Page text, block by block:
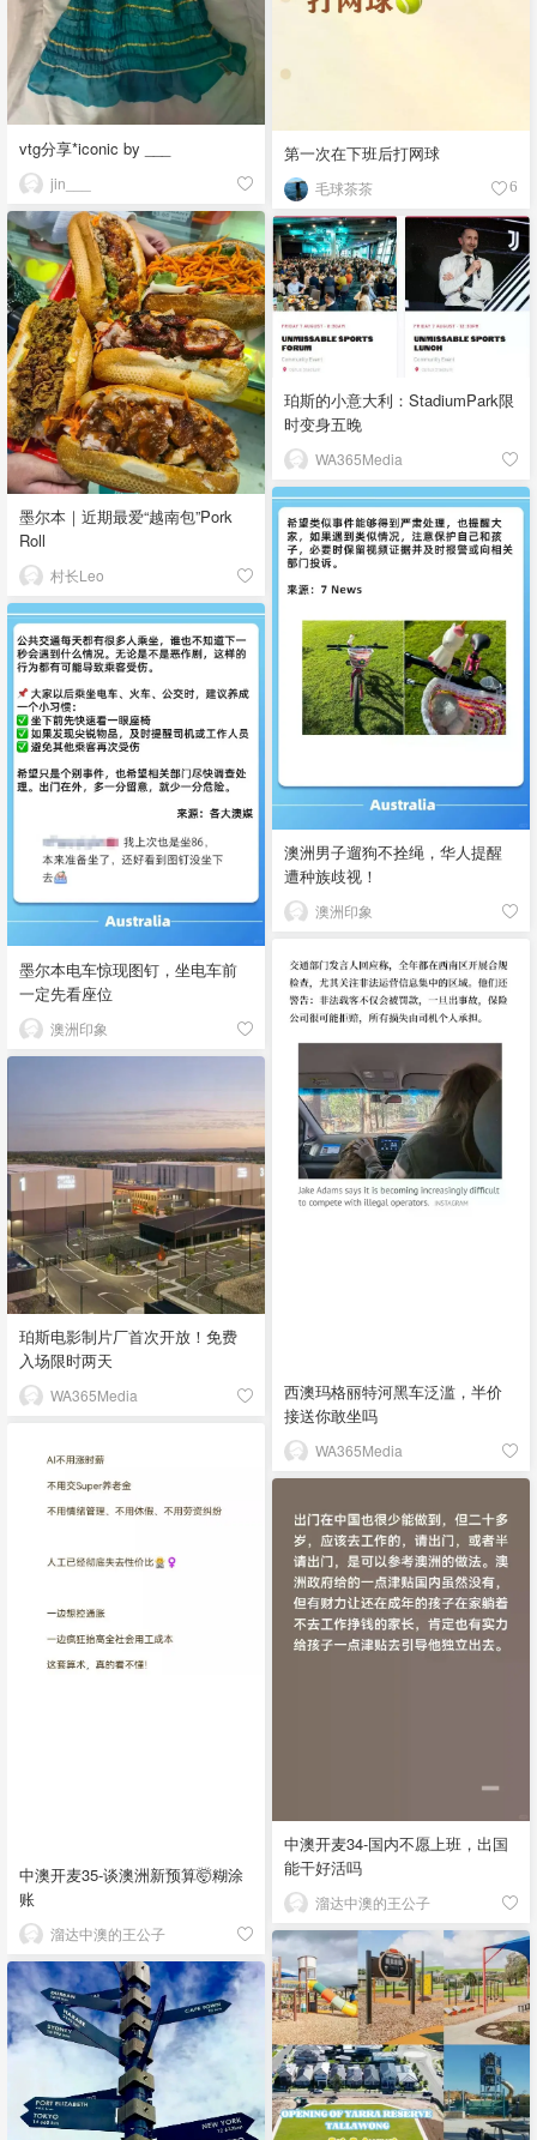
第一次在下班后打网球
毛球茶茶 6
vtg分享*iconic by ___
jin___
墨尔本｜近期最爱“越南包”Pork
Roll
村长Leo
珀斯的小意大利：StadiumPark限
时变身五晚
WA365Media
澳洲男子遛狗不拴绳，华人提醒
遭种族歧视！
澳洲印象
墨尔本电车惊现图钉，坐电车前
一定先看座位
澳洲印象
西澳玛格丽特河黑车泛滥，半价
接送你敢坐吗
WA365Media
珀斯电影制片厂首次开放！免费
入场限时两天
WA365Media
中澳开麦35-谈澳洲新预算🤯糊涂
账
溜达中澳的王公子
中澳开麦34-国内不愿上班，出国
能干好活吗
溜达中澳的王公子